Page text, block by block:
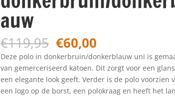
auw
€119,95 Oorspronkelijke
prijs
was:
€119,95.
€60,00
prijs
is:
€60,00.
Deze polo in donkerbruin/donkerblauw uni is
van gemerceriseerd katoen. Dit zorgt voor een
een elegante look geeft. Verder is de polo voorzien
een logo op de borst, een polokraag en heeft het